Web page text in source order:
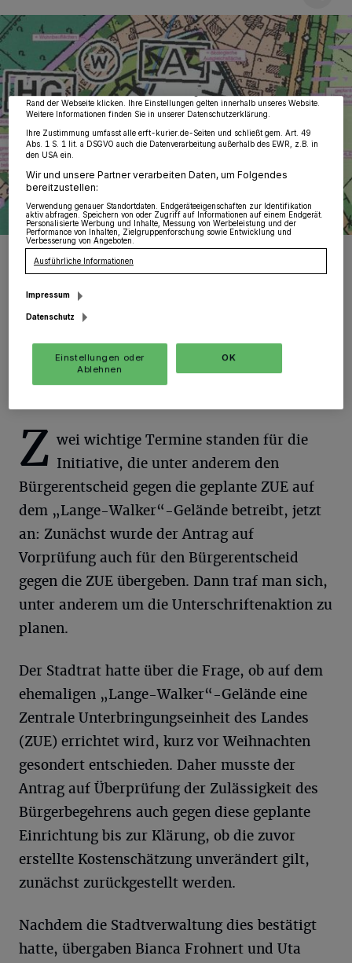
Das „Lange-Walker“-Gelände zwischen Wevelinghoven und
Kapellen, das sich im Besitz der „NRW.Urban“ befindet, soll im
vorderen Bereich Standort für Flüchtlingscontainer werden.
es dort auch so wie im großen Rest des Geländes Altlasten gibt.
Resonanz“, so Bianca Frohnert.
Z wei wichtige Termine standen für die
Initiative, die unter anderem den
Bürgerentscheid gegen die geplante ZUE auf
dem „Lange-Walker“-Gelände betreibt, jetzt
an: Zunächst wurde der Antrag auf
Vorprüfung auch für den Bürgerentscheid
gegen die ZUE übergeben. Dann traf man sich,
unter anderem um die Unterschriftenaktion zu
planen.
Der Stadtrat hatte über die Frage, ob auf dem
ehemaligen „Lange-Walker“-Gelände eine
Zentrale Unterbringungseinheit des Landes
(ZUE) errichtet wird, kurz vor Weihnachten
gesondert entschieden. Daher musste der
Antrag auf Überprüfung der Zulässigkeit des
Bürgerbegehrens auch gegen diese geplante
Einrichtung bis zur Klärung, ob die zuvor
erstellte Kostenschätzung unverändert gilt,
zunächst zurückgestellt werden.
Nachdem die Stadtverwaltung dies bestätigt
hatte, übergaben Bianca Frohnert und Uta
Wir und unsere218-Partner speichern und greifen auf personenbezogene Daten
wie Browserdaten oder eindeutige Kennungen auf Ihrem Gerät zu. Durch Auswahl
von OK aktivieren Sie Tracking-Technologien für die unter „Wir und unsere
Partner verarbeiten Daten, um Ihnen Dienste bereitzustellen“ aufgeführten
Zwecke. Wenn Tracker deaktiviert sind, sind manche Inhalte und Anzeigen
möglicherweise nicht mehr so relevant für Sie. Sie können dieses Menü jederzeit
wieder aufrufen, um Ihre Einstellungen zu ändern oder Ihre Einwilligung zu
widerrufen, indem Sie auf den Link Einstellungen oder Ablehnen am unteren
Rand der Webseite klicken. Ihre Einstellungen gelten innerhalb unseres Website.
Weitere Informationen finden Sie in unserer Datenschutzerklärung.
Ihre Zustimmung umfasst alle erft-kurier.de-Seiten und schließt gem. Art. 49
Abs. 1 S. 1 lit. a DSGVO auch die Datenverarbeitung außerhalb des EWR, z.B. in
den USA ein.
Wir und unsere Partner verarbeiten Daten, um Folgendes
bereitzustellen:
Verwendung genauer Standortdaten. Endgeräteeigenschaften zur Identifikation
aktiv abfragen. Speichern von oder Zugriff auf Informationen auf einem Endgerät.
Personalisierte Werbung und Inhalte, Messung von Werbeleistung und der
Performance von Inhalten, Zielgruppenforschung sowie Entwicklung und
Verbesserung von Angeboten.
Ausführliche Informationen
Impressum
Datenschutz
Einstellungen oder
Ablehnen
OK